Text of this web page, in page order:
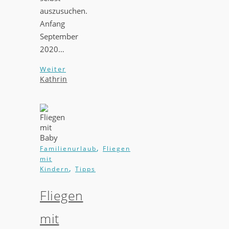
auszusuchen.
Anfang
September
2020…
Weiter
Kathrin
Familienurlaub, Fliegen
mit
Kindern, Tipps
Fliegen
mit